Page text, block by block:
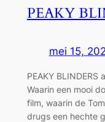
PEAKY
mei 15,
PEAKY
Waarin een mooi
film, waarin de
drugs een hechte